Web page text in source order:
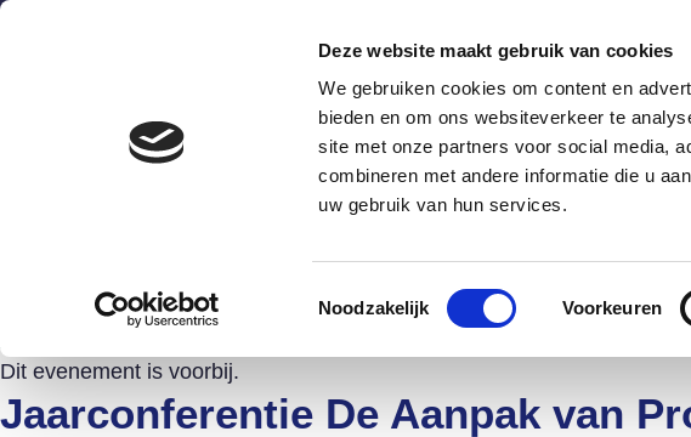
Deze website maakt gebruik van cookies
We gebruiken cookies om content en
bieden en om ons websiteverkeer te
site met onze partners voor social media,
combineren met andere informatie die u
uw gebruik van hun services.
Toestemmingsselectie
Noodzakelijk Voorkeuren
Hoe werkt het?
Agenda Schuldenknooppunt
Dit evenement is voorbij.
Jaarconferentie De Aanpak van